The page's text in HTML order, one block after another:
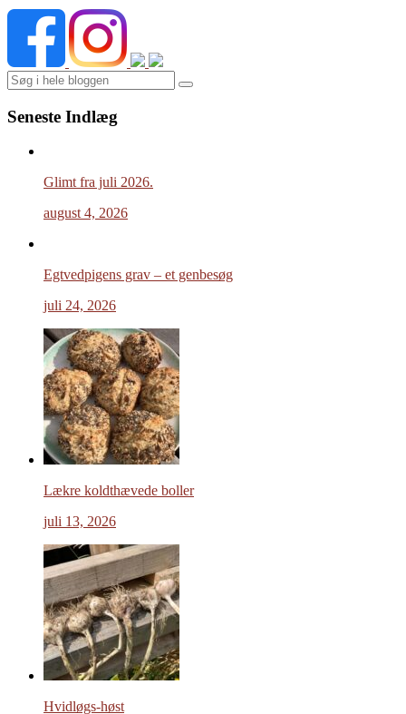
Search
Seneste Indlæg
Glimt fra juli 2026.
august 4, 2026
Egtvedpigens grav – et genbesøg
juli 24, 2026
Lækre koldthævede boller
juli 13, 2026
Hvidløgs-høst